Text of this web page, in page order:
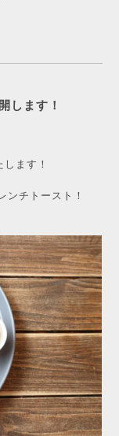
します！
ます！
ンチトースト！